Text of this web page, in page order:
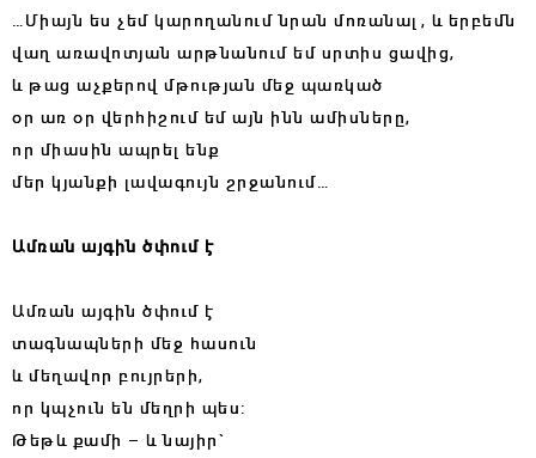
…Միայն ես չեմ կարողանում նրան մոռանալ, և երբեմն
վաղ առավոտյան արթնանում եմ սրտիս ցավից,
և թաց աչքերով մթության մեջ պառկած
օր առ օր վերհիշում եմ այն ինն ամիսները,
որ միասին ապրել ենք
մեր կյանքի լավագույն շրջանում…
Ամռան այգին ծփում է
Ամռան այգին ծփում է
տագնապների մեջ հասուն
և մեղավոր բույրերի,
որ կպչուն են մեղրի պես:
Թեթև քամի – և նայիր`